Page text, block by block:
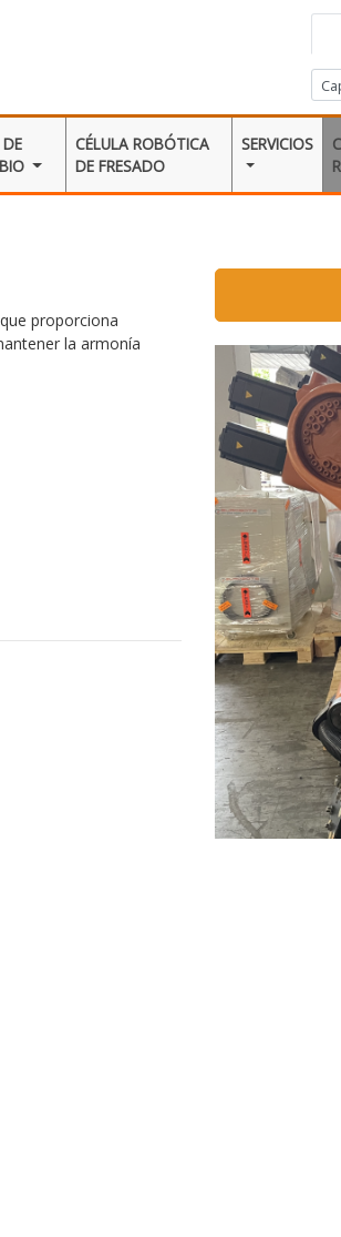
CÉLULA ROBÓTICA
DE FRESADO
SERVICIOS
proporciona
la armonía